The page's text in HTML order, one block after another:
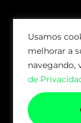
Usamos
melhorar a
navegando,
de
© 2026